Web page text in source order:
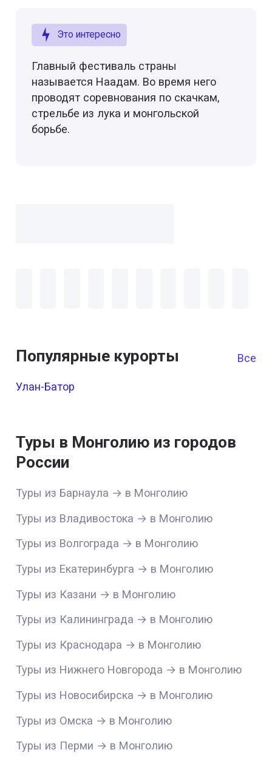
Это интересно
Главный фестиваль страны
называется Наадам. Во время него
проводят соревнования по скачкам,
стрельбе из лука и монгольской
борьбе.
Популярные курорты Все
Улан-Батор
Туры в Монголию из городов
России
Туры из Барнаула → в Монголию
Туры из Владивостока → в Монголию
Туры из Волгограда → в Монголию
Туры из Екатеринбурга → в Монголию
Туры из Казани → в Монголию
Туры из Калининграда → в Монголию
Туры из Краснодара → в Монголию
Туры из Нижнего Новгорода → в Монголию
Туры из Новосибирска → в Монголию
Туры из Омска → в Монголию
Туры из Перми → в Монголию